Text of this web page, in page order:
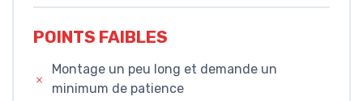
POINTS FAIBLES
Montage un peu long et demande un
minimum de patience